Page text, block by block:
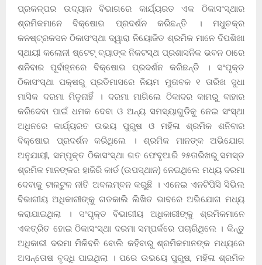
ପ୍ରକଳ୍ପର ଉଦ୍ୟାନ ବିଭାଗରେ କାର୍ଯ୍ୟରତ ଏକ ଠିକାସଂସ୍ଥାର
ଶ୍ରମିକମାନେ ବିକ୍ଷୋଭ ପ୍ରଦର୍ଶନ କରିଛନ୍ତି । ମଧୁଚକ୍ର
କନଷ୍ଟ୍ରକସନ ଠିକାସଂସ୍ଥା ଦ୍ୱାରା ନିୟୋଜିତ ଶ୍ରମିକ ମାନେ ଦିପଶିଖା
ସ୍ଥାୟୀ କଲୋନୀ ଷ୍ଟେଟ୍ ବ୍ୟାଙ୍କ ନିକଟସ୍ଥ ପ୍ରଶାସନିକ ଭବନ ଠାରେ
ଶନିବାର ପୂର୍ବାହ୍ନରେ ବିକ୍ଷୋଭ ପ୍ରଦର୍ଶନ କରିଛନ୍ତି । ସଂପୃକ୍ତ
ଠିକାସଂସ୍ଥା ପକ୍ଷରୁ ପ୍ରତିମାସରେ ନିୟମ ମୁତାବକ ୧ ତାରିଖ ସୁଧା
ମାସିକ ଦରମା ମିଳୁନାହିଁ । ଦରମା ମାଗିଲେ ଠିକାଦର କାମରୁ ବାହାର
କରିଦେବା ପାଇଁ ଧମକ ଦେବା ଓ ଅନ୍ୟ ସମସ୍ୟାଗୁଡିକୁ ନେଇ ସଂସ୍ଥା
ଅଧିନରେ କାର୍ଯ୍ୟରତ ଉଭୟ ପୁରୁଷ ଓ ମହିଳା ଶ୍ରମିକ ଶନିବାର
ବିକ୍ଷୋଭ ପ୍ରଦର୍ଶନ କରିଥିଲେ । ଶ୍ରମିକ ମାନଙ୍କ ଅଭିଯୋଗ
ଅନୁଯାୟୀ, ସମ୍ପୃକ୍ତ ଠିକାସଂସ୍ଥା ଗତ ଫେବୃଆରି ୨୫ତାରିଖରୁ ସମସ୍ତ
ଶ୍ରମିକ ମାନଙ୍କର ହାଜିରି କାର୍ଡ (ଉପସ୍ଥାନ) ନେଇଥିଲେ ମଧ୍ୟ ଦରମା
ଦେବାକୁ ଟାଳଟୁଳ ନୀତି ଅବଲମ୍ବନ କରୁଛି । ଏନେଇ ଏନଟିପିସି ସିଭିଲ
ବିଭାଗୀୟ ଅଧିକାରୀଙ୍କୁ ଗତକାଲି ଲିଖିତ ଭାବରେ ଅଭିଯୋଗ ମଧ୍ୟ
କରାଯାଇଥିଲା । ସଂପୃକ୍ତ ବିଭାଗୀୟ ଅଧିକାରୀଙ୍କୁ ଶ୍ରମିକମାନେ
ଏକତ୍ରିତ ହୋଇ ଠିକାସଂସ୍ଥା ଦରମା ସମ୍ପର୍କରେ ପଚାରିଥିଲେ । କିନ୍ତୁ
ଅଧିକାରୀ ଦରମା ମିଳିବନି ବୋଲି କହିବାରୁ ଶ୍ରମିକମାନଙ୍କ ମଧ୍ୟରେ
ଅସନ୍ତୋଷ ବୃଦ୍ଧି ପାଇଥିଲା । ପରେ ଉଭୟେ ପୁରୁଷ, ମହିଳା ଶ୍ରମିକ